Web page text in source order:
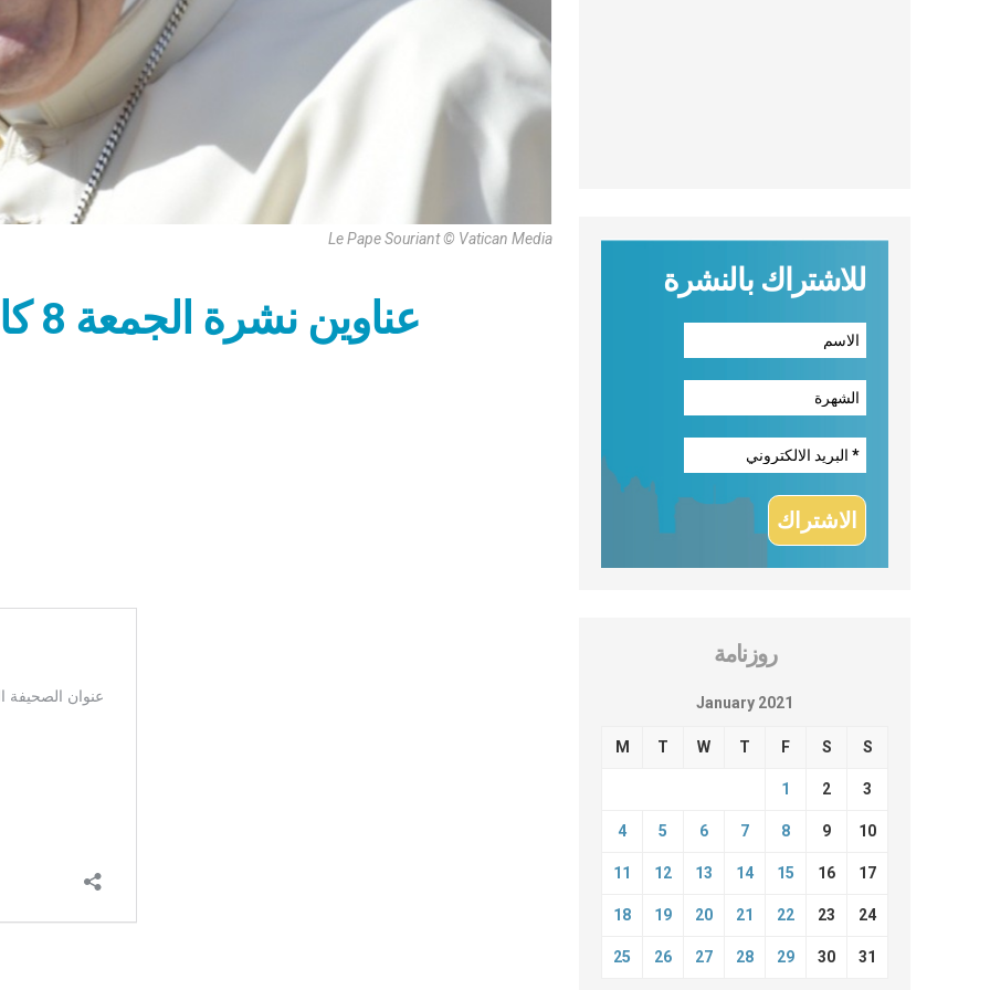
Le Pape Souriant © Vatican Media
عناوين نشرة الجمعة 8 كانون الثاني: الشهادة بفرح
للاشتراك بالنشرة
روزنامة
January 2021
M T W T F S S
1 2 3
4 5 6 7 8 9 10
11 12 13 14 15 16 17
18 19 20 21 22 23 24
25 26 27 28 29 30 31